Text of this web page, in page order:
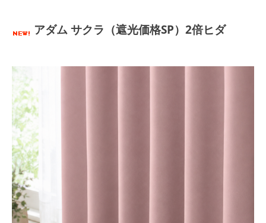
アダム サクラ（遮光価格SP）2倍ヒダ